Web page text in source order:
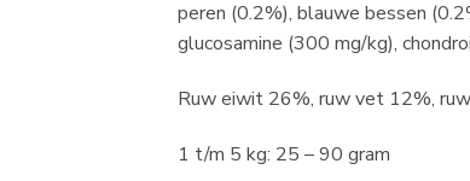
peren (0.2%), blauwe bessen
glucosamine (300 mg/kg),
Ruw eiwit 26%, ruw vet 12%,
1 t/m 5 kg: 25 – 90 gram